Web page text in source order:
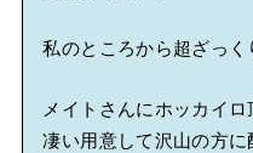
私のところから超ざっく
メイトさんにホッカイロ
凄い用意して沢山の方